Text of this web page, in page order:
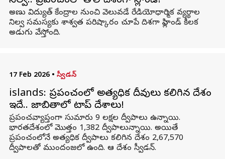
అణు విద్యుత్ కేంద్రాల నుంచి వెలువడే రేడియోధార్మిక వ్యర్థాల
నిల్వ సమస్యకు శాశ్వత పరిష్కారం చూపే దిశగా ఫిన్లాండ్ కీలక
అడుగు వేస్తోంది.
17 Feb 2026 • స్వీడన్
islands: ప్రపంచంలో అత్యధిక దీవులు కలిగిన దేశం
ఇదే.. జాబితాలో టాప్ దేశాలు!
ప్రపంచవ్యాప్తంగా సుమారు 9 లక్షల ద్వీపాలు ఉన్నాయి.
భారతదేశంలో మొత్తం 1,382 ద్వీపాలున్నాయి. అయితే
ప్రపంచంలోనే అత్యధిక ద్వీపాలు కలిగిన దేశం 2,67,570
ద్వీపాలతో ముందంజలో ఉంది. ఆ దేశం స్వీడన్.